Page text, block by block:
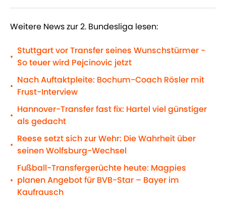
Weitere News zur 2. Bundesliga lesen:
•
Stuttgart vor Transfer seines Wunschstürmer -
So teuer wird Pejcinovic jetzt
•
Nach Auftaktpleite: Bochum-Coach Rösler mit
Frust-Interview
•
Hannover-Transfer fast fix: Hartel viel günstiger
als gedacht
•
Reese setzt sich zur Wehr: Die Wahrheit über
seinen Wolfsburg-Wechsel
•
Fußball-Transfergerüchte heute: Magpies
planen Angebot für BVB-Star – Bayer im
Kaufrausch